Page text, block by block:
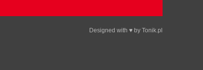
Designed with ♥ by Tonik.pl